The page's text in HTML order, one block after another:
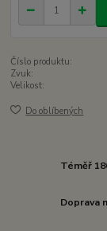
Číslo produktu:
Zvuk:
Velikost:
Do oblíbených
Téměř
Doprava